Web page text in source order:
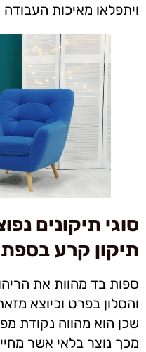
ויתפלאו מאיכות
סוגי תיקונים
תיקון קרע
ספות בד מהוות את
והסלון בפרט וכיוצא
שכן הוא מהווה נקודת
מכך נוצר בלאי אשר